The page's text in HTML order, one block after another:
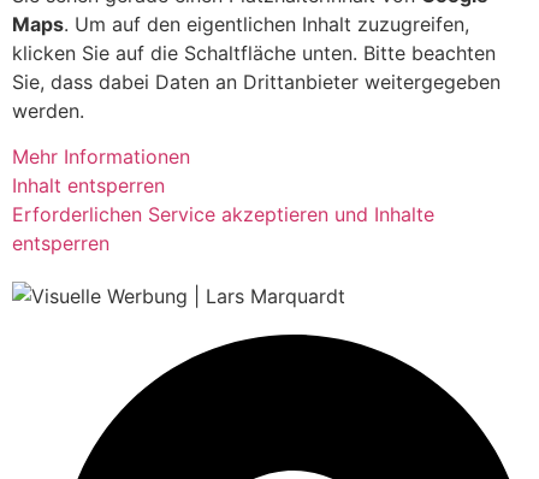
Maps. Um auf den eigentlichen Inhalt zuzugreifen,
klicken Sie auf die Schaltfläche unten. Bitte beachten
Sie, dass dabei Daten an Drittanbieter weitergegeben
werden.
Mehr Informationen
Inhalt entsperren
Erforderlichen Service akzeptieren und Inhalte
entsperren